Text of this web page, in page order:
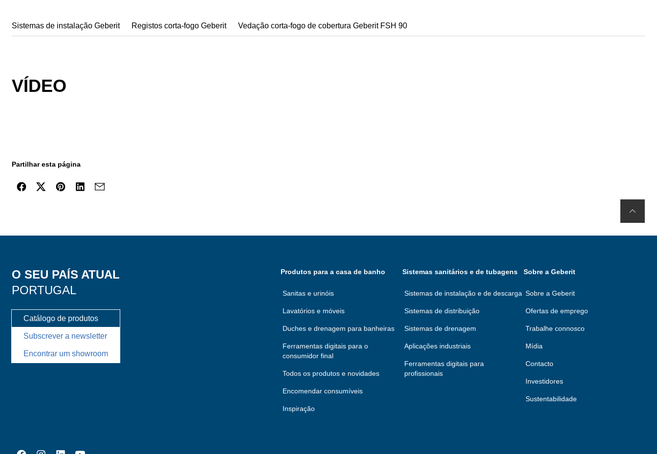
Sistemas de instalação Geberit Registos corta-fogo Geberit Vedação corta-fogo de cobertura Geberit FSH 90
VÍDEO
Partilhar esta página
O SEU PAÍS ATUAL
PORTUGAL
Catálogo de produtos
Subscrever a newsletter
Encontrar um showroom
Produtos para a casa de banho
Sanitas e urinóis
Lavatórios e móveis
Duches e drenagem para banheiras
Ferramentas digitais para o
consumidor final
Todos os produtos e novidades
Encomendar consumíveis
Inspiração
Sistemas sanitários e de tubagens
Sistemas de instalação e de descarga
Sistemas de distribuição
Sistemas de drenagem
Aplicações industriais
Ferramentas digitais para
profissionais
Sobre a Geberit
Sobre a Geberit
Ofertas de emprego
Trabalhe connosco
Mídia
Contacto
Investidores
Sustentabilidade